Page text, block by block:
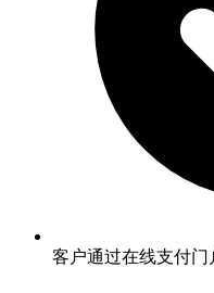
客户通过在线支付